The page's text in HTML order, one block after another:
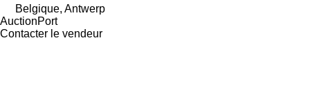
Belgique, Antwerp
AuctionPort
Contacter le vendeur